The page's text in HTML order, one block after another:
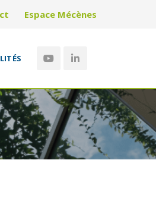
Espace Mécènes